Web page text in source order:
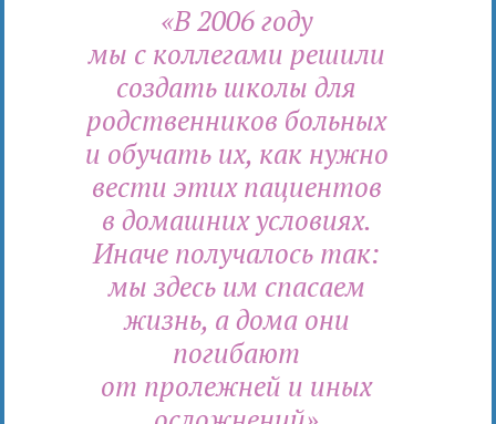
«В 2006 году
мы с коллегами решили
создать школы для
родственников больных
и обучать их, как нужно
вести этих пациентов
в домашних условиях.
Иначе получалось так:
мы здесь им спасаем
жизнь, а дома они
погибают
от пролежней и иных